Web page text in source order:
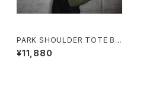
PARK SHOULDER TOTE BA
G (オリーブ/カーキ)
¥11,880